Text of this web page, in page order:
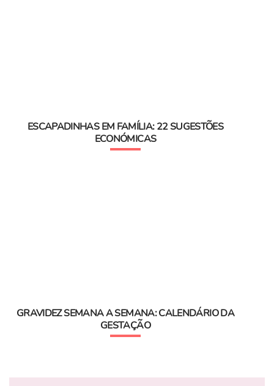
ESCAPADINHAS EM FAMÍLIA: 22 SUGESTÕES
ECONÓMICAS
GRAVIDEZ SEMANA A SEMANA: CALENDÁRIO DA
GESTAÇÃO